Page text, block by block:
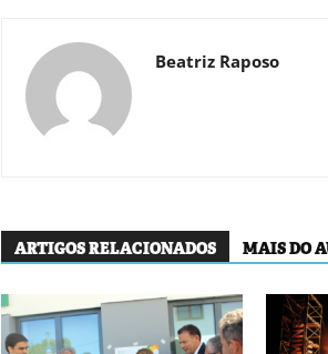
Beatriz Raposo
ARTIGOS RELACIONADOS MAIS DO